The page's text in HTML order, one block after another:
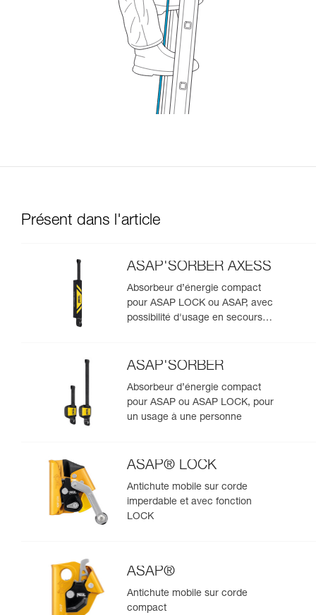
Présent dans l'article
ASAP'SORBER AXESS
Absorbeur d’énergie compact
pour ASAP LOCK ou ASAP, avec
possibilité d'usage en secours
ASAP'SORBER
Absorbeur d’énergie compact
pour ASAP ou ASAP LOCK, pour
un usage à une personne
ASAP® LOCK
Antichute mobile sur corde
imperdable et avec fonction
LOCK
ASAP®
Antichute mobile sur corde
compact